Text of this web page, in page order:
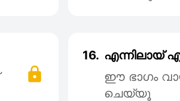
16. എന്നിലായ്
ഈ ഭാഗം
ചെയ്യൂ